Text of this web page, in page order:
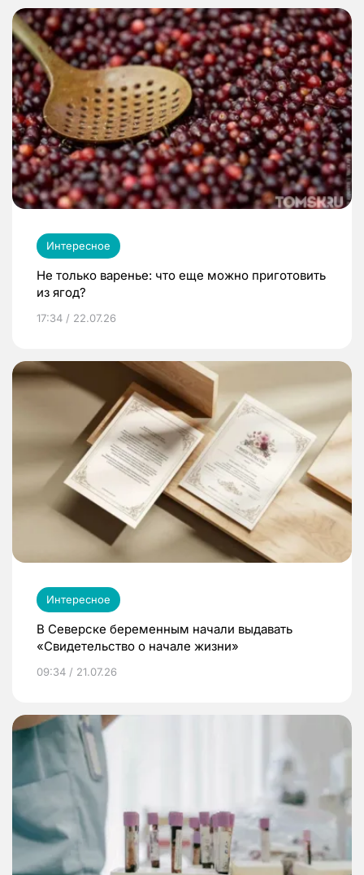
Интересное
Не только варенье: что еще можно приготовить
из ягод?
17:34 / 22.07.26
Интересное
В Северске беременным начали выдавать
«Свидетельство о начале жизни»
09:34 / 21.07.26